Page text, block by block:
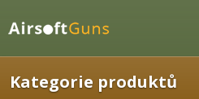
Kategorie produktů